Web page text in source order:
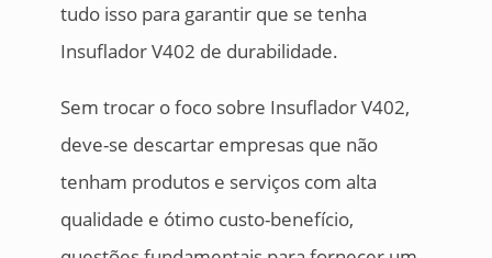
tudo isso para garantir que se tenha
Insuflador V402 de durabilidade.
Sem trocar o foco sobre Insuflador V402,
deve-se descartar empresas que não
tenham produtos e serviços com alta
qualidade e ótimo custo-benefício,